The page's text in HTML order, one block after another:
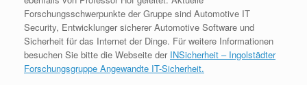
Forschungsschwerpunkte der Gruppe sind Automotive IT
Security, Entwicklunger sicherer Automotive Software und
Sicherheit für das Internet der Dinge. Für weitere Informationen
besuchen Sie bitte die Webseite der INSicherheit – Ingolstädter
Forschungsgruppe Angewandte IT-Sicherheit.